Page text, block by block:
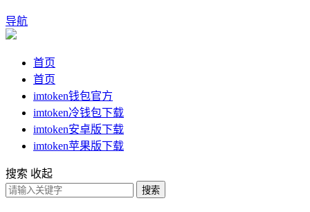
导航
首页
首页
imtoken钱包官方
imtoken冷钱包下载
imtoken安卓版下载
imtoken苹果版下载
搜索 收起
搜索